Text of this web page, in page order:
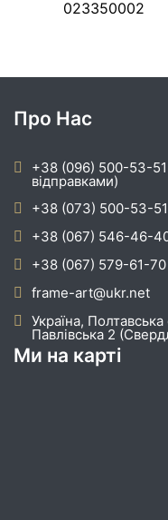
023350002
Про Нас
+38 (096) 500-53-
відправками)
+38 (073) 500-53-
+38 (067) 546-46-
+38 (067) 579-61-70
frame-art@ukr.net
Україна,
Павлівська 2
Ми на карті